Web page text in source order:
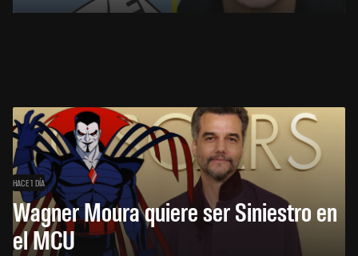
HACE 1 DÍA
Wagner Moura quiere ser Siniestro en
el MCU